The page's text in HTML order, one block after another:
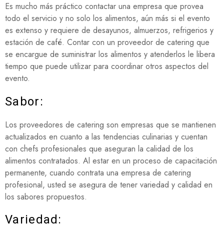
Es mucho más práctico contactar una empresa que provea
todo el servicio y no solo los alimentos, aún más si el evento
es extenso y requiere de desayunos, almuerzos, refrigerios y
estación de café. Contar con un proveedor de catering que
se encargue de suministrar los alimentos y atenderlos le libera
tiempo que puede utilizar para coordinar otros aspectos del
evento.
Sabor:
Los proveedores de catering son empresas que se mantienen
actualizados en cuanto a las tendencias culinarias y cuentan
con chefs profesionales que aseguran la calidad de los
alimentos contratados. Al estar en un proceso de capacitación
permanente, cuando contrata una empresa de catering
profesional, usted se asegura de tener variedad y calidad en
los sabores propuestos.
Variedad: